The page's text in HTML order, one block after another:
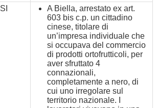
SI
A Biella, arrestato ex art.
603 bis c.p. un cittadino
cinese, titolare di
un’impresa individuale che
si occupava del commercio
di prodotti ortofrutticoli, per
aver sfruttato 4
connazionali,
completamente a nero, di
cui uno irregolare sul
territorio nazionale. I